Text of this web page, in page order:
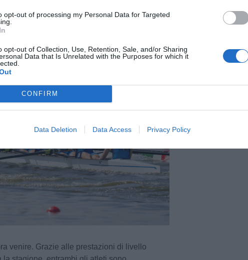
opt-out of processing my Personal Data for Targeted
opt-out of Collection, Use, Retention, Sale, and/or Sharing
Data that Is Unrelated with the Purposes for which it
CONFIRM
Data Deletion Data Access Privacy Policy
assoluto in maglia azzurra, un esordio
venire. Grazie alle prestazioni di livello